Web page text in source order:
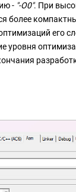
- "-O0". При
более
его
уровня